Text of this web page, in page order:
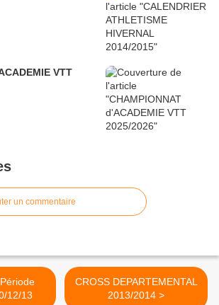
VTT
un commentaire
12/13
CROSS DEPARTEMENTAL
2013/2014 >